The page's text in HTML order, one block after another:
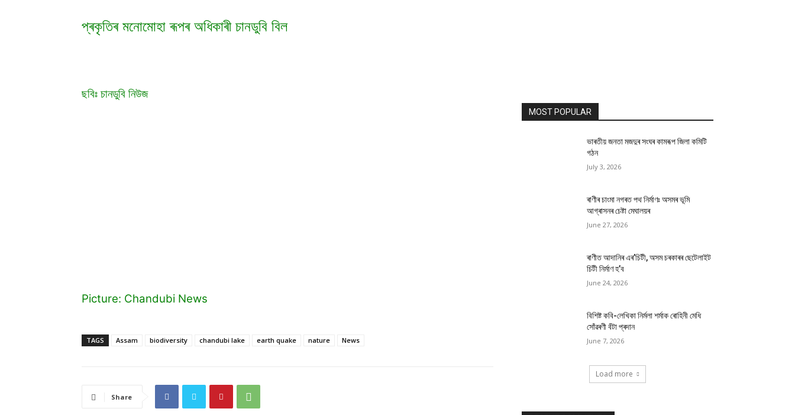
প্ৰকৃতিৰ মনোমোহা ৰূপৰ অধিকাৰী চানডুবি বিল
ছবিঃ চানডুবি নিউজ
Picture: Chandubi News
TAGS Assam biodiversity chandubi lake earth quake nature News
Share
MOST POPULAR
ভাৰতীয় জনতা মজদুৰ সংঘৰ কামৰূপ জিলা কমিটি
গঠন
July 3, 2026
ৰাণীৰ চাংমা নগৰত পথ নিৰ্মাণঃ অসমৰ ভূমি
আগ্ৰাসনৰ চেষ্টা মেঘালয়ৰ
June 27, 2026
ৰাণীত আদানিৰ এৰ’চিটী, অসম চৰকাৰৰ ছেটেলাইট
চিটী নিৰ্মাণ হ’ব
June 24, 2026
বিশিষ্ট কবি-লেখিকা নিৰ্মলা শৰ্মাক ৰোহিনী মেধি
সোঁৱৰণী বঁটা প্ৰদান
June 7, 2026
Load more